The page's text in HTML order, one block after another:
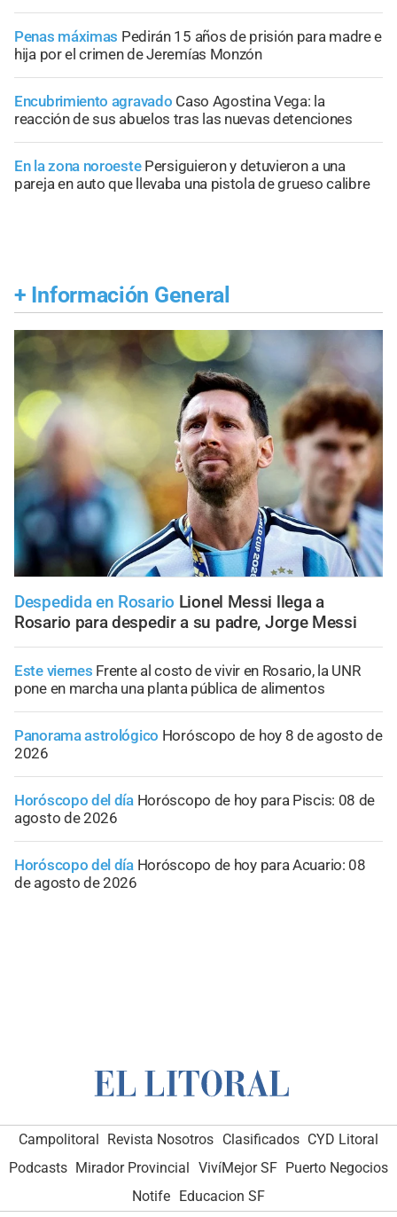
Penas máximas Pedirán 15 años de prisión para madre e
hija por el crimen de Jeremías Monzón
Encubrimiento agravado Caso Agostina Vega: la
reacción de sus abuelos tras las nuevas detenciones
En la zona noroeste Persiguieron y detuvieron a una
pareja en auto que llevaba una pistola de grueso calibre
+ Información General
Despedida en Rosario Lionel Messi llega a
Rosario para despedir a su padre, Jorge Messi
Este viernes Frente al costo de vivir en Rosario, la UNR
pone en marcha una planta pública de alimentos
Panorama astrológico Horóscopo de hoy 8 de agosto de
2026
Horóscopo del día Horóscopo de hoy para Piscis: 08 de
agosto de 2026
Horóscopo del día Horóscopo de hoy para Acuario: 08
de agosto de 2026
Campolitoral Revista Nosotros Clasificados CYD Litoral
Podcasts Mirador Provincial VivíMejor SF Puerto Negocios
Notife Educacion SF